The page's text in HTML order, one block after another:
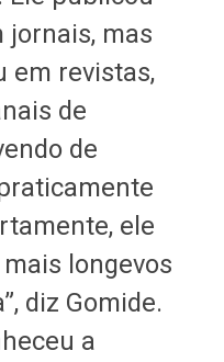
mas
em revistas,
de
de
ele
longevos
diz Gomide.
a